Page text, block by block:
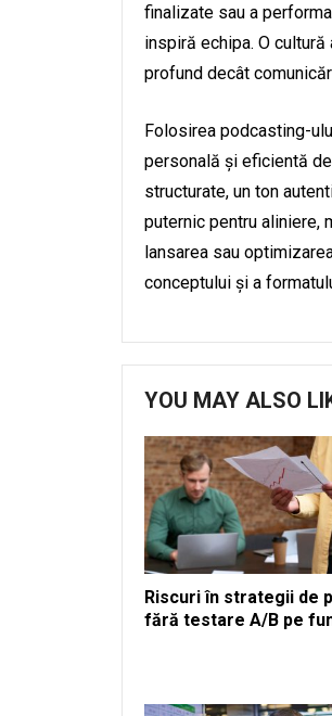
finalizate sau a
inspiră echipa. O
profund decât
Folosirea podcasting-
personală și eficientă
structurate, un ton
puternic pentru aliniere,
lansarea sau
conceptului și a
YOU MAY ALSO
Riscuri în strategii de
fără testare A/B pe